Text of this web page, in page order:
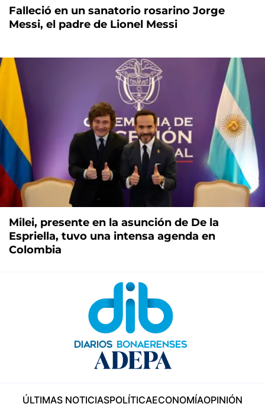
Falleció en un sanatorio rosarino Jorge
Messi, el padre de Lionel Messi
Milei, presente en la asunción de De la
Espriella, tuvo una intensa agenda en
Colombia
ÚLTIMAS NOTICIASPOLÍTICAECONOMÍAOPINIÓN